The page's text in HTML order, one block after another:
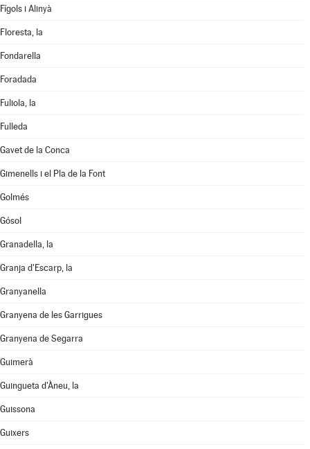
Fígols i Alinyà
Floresta, la
Fondarella
Foradada
Fuliola, la
Fulleda
Gavet de la Conca
Gimenells i el Pla de la Font
Golmés
Gósol
Granadella, la
Granja d'Escarp, la
Granyanella
Granyena de les Garrigues
Granyena de Segarra
Guimerà
Guingueta d'Àneu, la
Guissona
Guixers